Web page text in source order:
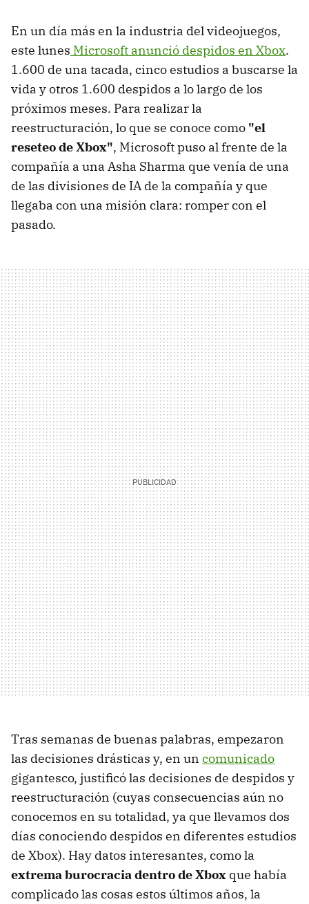
En un día más en la industria del videojuegos,
este lunes Microsoft anunció despidos en Xbox.
1.600 de una tacada, cinco estudios a buscarse la
vida y otros 1.600 despidos a lo largo de los
próximos meses. Para realizar la
reestructuración, lo que se conoce como "el
reseteo de Xbox", Microsoft puso al frente de la
compañía a una Asha Sharma que venía de una
de las divisiones de IA de la compañía y que
llegaba con una misión clara: romper con el
pasado.
Tras semanas de buenas palabras, empezaron
las decisiones drásticas y, en un comunicado
gigantesco, justificó las decisiones de despidos y
reestructuración (cuyas consecuencias aún no
conocemos en su totalidad, ya que llevamos dos
días conociendo despidos en diferentes estudios
de Xbox). Hay datos interesantes, como la
extrema burocracia dentro de Xbox que había
complicado las cosas estos últimos años, la